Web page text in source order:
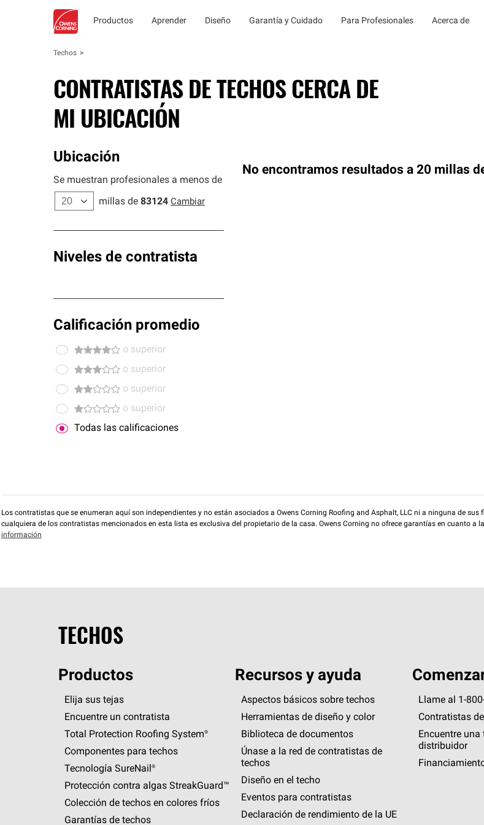
Productos Aprender Diseño Garantía y Cuidado Para Profesionales Acerca de
Techos
CONTRATISTAS DE TECHOS CERCA DE
MI UBICACIÓN
Ubicación
Se muestran profesionales a menos de
millas de 83124 Cambiar
Niveles de contratista
Calificación promedio
o superior
o superior
o superior
o superior
Todas las calificaciones
No encontramos resultados a 20 millas
Los contratistas que se enumeran aquí son independientes y no están asociados a Owens Corning Roofing and Asphalt, LLC ni a ninguna de sus
cualquiera de los contratistas mencionados en esta lista es exclusiva del propietario de la casa. Owens Corning no ofrece garantías en cuanto
información
TECHOS
Productos
Elija sus tejas
Encuentre un contratista
Total Protection Roofing System®
Componentes para techos
Tecnología SureNail®
Protección contra algas StreakGuard™
Colección de techos en colores fríos
Garantías de techos
Recursos y ayuda
Aspectos básicos sobre techos
Herramientas de diseño y color
Biblioteca de documentos
Únase a la red de contratistas de
techos
Diseño en el techo
Eventos para contratistas
Declaración de rendimiento de la UE
Llame al 1-800-
Contratistas
Encuentre
distribuidor